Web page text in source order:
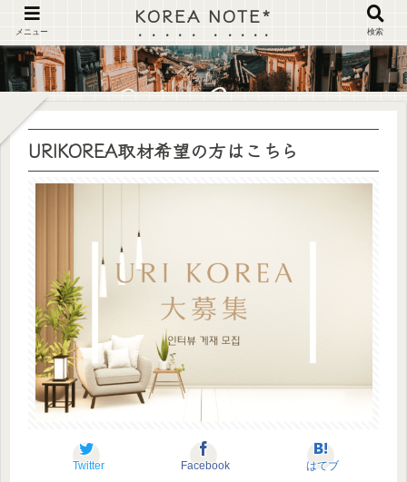
URIKOREA取材希望の方はこちら
Twitter Facebook はてブ
メニュー
KOREA NOTE*
検索